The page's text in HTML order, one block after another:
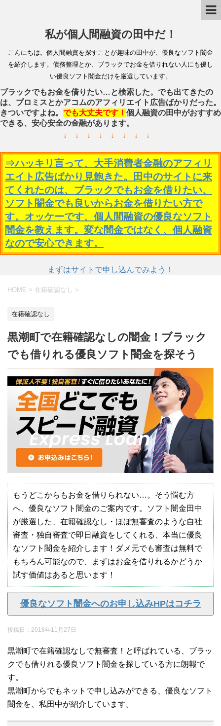
私が個人間融資の田中だ！
こんにちは。個人間融資を探すことが趣味の田中が、優良なソフト闇金
を紹介します。債務整理とか、ブラックでお金を借りれない人にも優し
い優良ソフト闇金だけを厳選しています。
ブラックでもお金を借りたい…と検索した。でも出てきたの
は、プロミスとかアコムのアフィリエイト広告ばかりだった。
きついですよね。 でも大丈夫です！ 個人融資の田中がおすすめ
できる、安心安全の金融があります。
↓ ↓ ↓ ↓ ↓ ↓ ↓ ↓
⇒ハッキリ言って、大手消費者金融のアフィリ
エイト広告ばかり見飽きた。田中のサイトに来
てくれたのは、ブラックでもお金を借りたい、
ソフト闇金でも良いからお金を借りたい方で
す。オッケーです、個人間融資の優良なソフト
闇金を教えます。変な闇金ではなく、個人融資
なので安心できます。
まずはサイトで申し込んでみよう！
HOME > 在籍確認なし >
在籍確認なし
黒潮町で在籍確認なしの闇金！ブラック
でも借りれる優良ソフト闇金を探そう
もうどこからもお金を借りられない…。そう悩む方
へ、優良なソフト闇金のご案内です。ソフト闇金田中
が厳選した、在籍確認なし・ほぼ無審査のような自社
審査・独自審査で即日融資をしてくれる、本当に優良
なソフト闇金を紹介します！ダメ元でも審査は無料で
もちろん可能なので、まずはお金を借りれるかどうか
試す価値はあると思います！
優良なソフト闇金へのお申し込みHPはコチラ
投稿日： 2018年11月27日
黒潮町で在籍確認なしで無審査！と呼ばれている、ブラッ
クでも借りれる優良ソフト闇金を探している方に朗報で
す。
黒潮町からでもネットで申し込みができる、優良なソフト
闇金を、私田中が紹介しています。